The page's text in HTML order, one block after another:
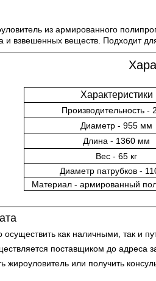
из армированного
и взвешенных веществ. Подходит
Характеристики
Производительность -
Диаметр - 955 мм
Длина - 1360 мм
Вес - 65 кг
Диаметр патрубков -
Материал - армированный
как наличными, так и
поставщиком до адреса
жироуловитель или получить